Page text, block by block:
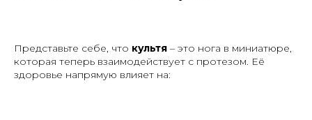
Представьте себе, что культя – это нога в миниатюре,
которая теперь взаимодействует с протезом. Её
здоровье напрямую влияет на: